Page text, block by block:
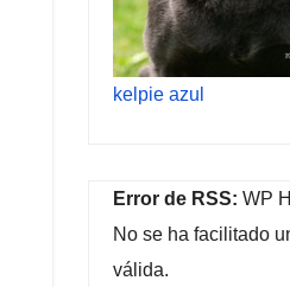
kelpie azul
Error de RSS: WP
No se ha facilitado
válida.